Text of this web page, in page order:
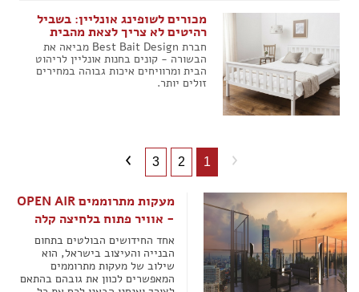
מכורים לשופינג אונליין: בשביל
רהיטים לא צריך לצאת מהבית
חברת Best Bait Design מביאה את
הבשורה - קונים בחנות אונליין לריהוט
הבית ומרוויחים איכות גבוהה במחירים
זולים יותר.
1
2
3
מעקות מתרוממים OPEN AIR
- אוויר פתוח בלחיצה קלה
אחד החידושים הבולטים בתחום
הבנייה והעיצוב בישראל, הוא
שילוב של מעקות מתרוממים
המאפשרים לכוון את גובהם בהתאם